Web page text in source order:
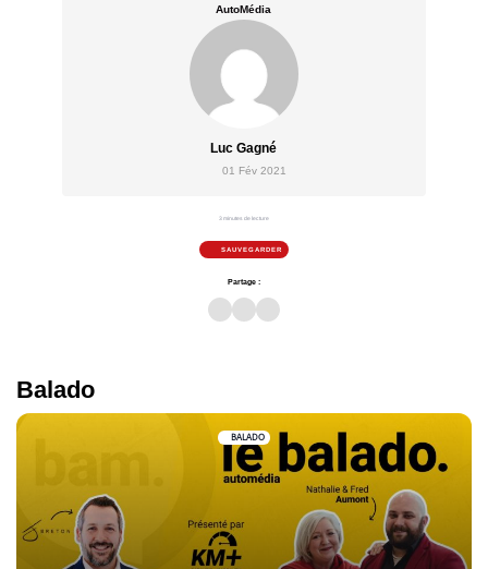
AutoMédia
Luc Gagné
01 Fév 2021
3 minutes de lecture
SAUVEGARDER
Partage :
Balado
BALADO